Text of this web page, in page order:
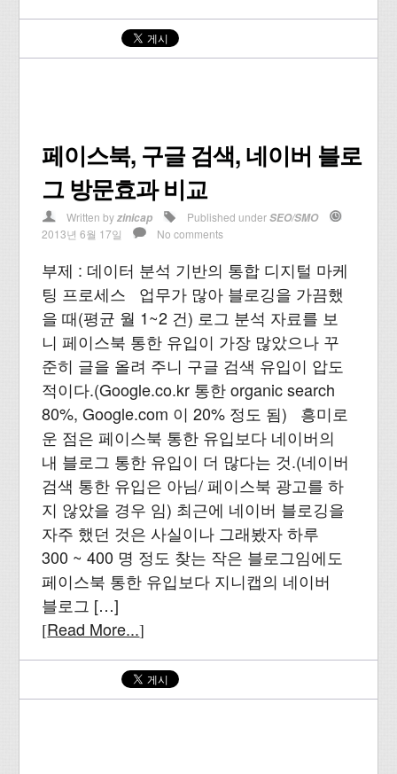
페이스북, 구글 검색, 네이버 블로
그 방문효과 비교
Written byzinicap Published underSEO/SMO
2013년 6월 17일
No comments
부제 : 데이터 분석 기반의 통합 디지털 마케
팅 프로세스 업무가 많아 블로깅을 가끔했
을 때(평균 월 1~2 건) 로그 분석 자료를 보
니 페이스북 통한 유입이 가장 많았으나 꾸
준히 글을 올려 주니 구글 검색 유입이 압도
적이다.(Google.co.kr 통한 organic search
80%, Google.com 이 20% 정도 됨) 흥미로
운 점은 페이스북 통한 유입보다 네이버의
내 블로그 통한 유입이 더 많다는 것.(네이버
검색 통한 유입은 아님/ 페이스북 광고를 하
지 않았을 경우 임) 최근에 네이버 블로깅을
자주 했던 것은 사실이나 그래봤자 하루
300 ~ 400 명 정도 찾는 작은 블로그임에도
페이스북 통한 유입보다 지니캡의 네이버
블로그 […]
[Read More...]